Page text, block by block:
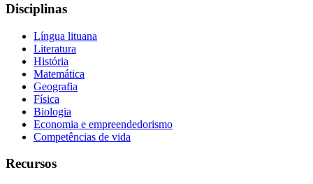
Disciplinas
Língua lituana
Literatura
História
Matemática
Geografia
Física
Biologia
Economia e empreendedorismo
Competências de vida
Recursos